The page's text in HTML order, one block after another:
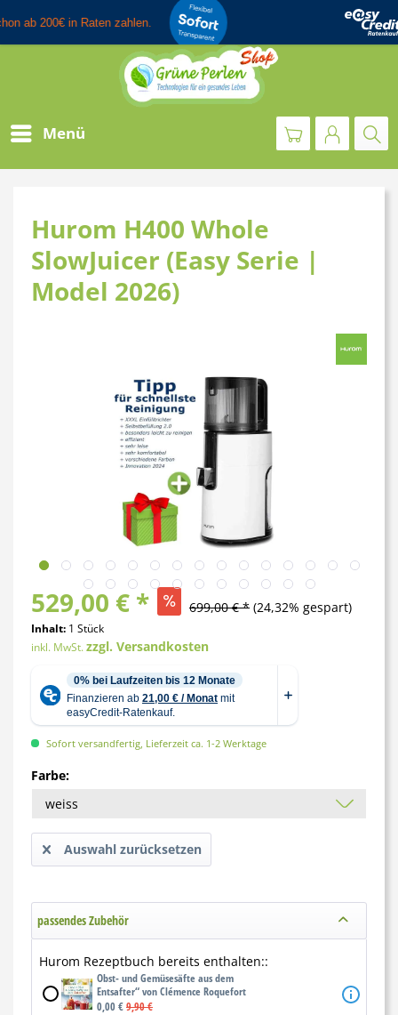
Menü
Hurom H400 Whole
SlowJuicer (Easy Serie |
Model 2026)
529,00 € * 699,00 € * (24,32% gespart)
Inhalt: 1 Stück
inkl. MwSt.zzgl. Versandkosten
Sofort versandfertig, Lieferzeit ca. 1-2 Werktage
Farbe:
Auswahl zurücksetzen
passendes Zubehör
Hurom Rezeptbuch bereits enthalten::
Obst- und Gemüsesäfte aus dem
Entsafter“ von Clémence Roquefort
0,00 €9,90 €